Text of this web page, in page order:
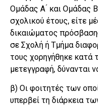
Ομάδας Α ́ και Ομάδας
σχολικού έτους, είτε
δικαιώματος
σε Σχολή ή Τμήμα
τους χορηγήθηκε κατά
μετεγγραφή, δύνανται
β) Οι φοιτητές των
υπερβεί τη διάρκεια